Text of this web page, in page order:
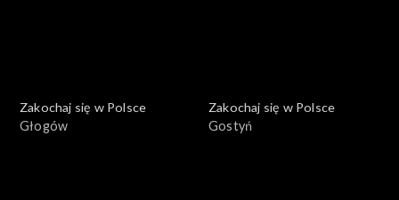
Zakochaj się w Polsce
Głogów
Zakochaj się w Polsce
Gostyń